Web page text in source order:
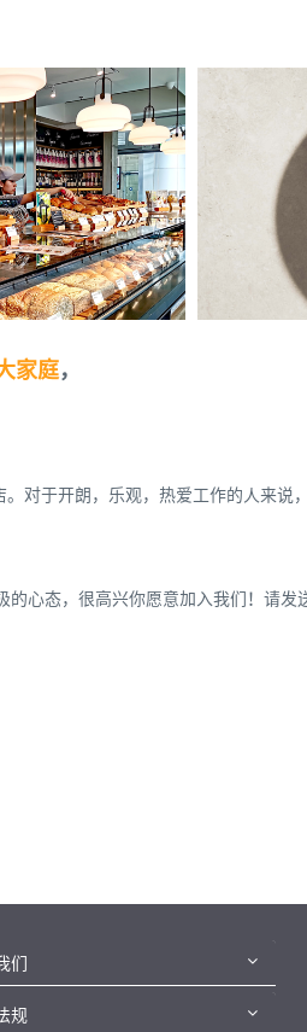
家庭，
。对于开朗，乐观，热爱工作的人来说
的心态，很高兴你愿意加入我们！请发
们
规